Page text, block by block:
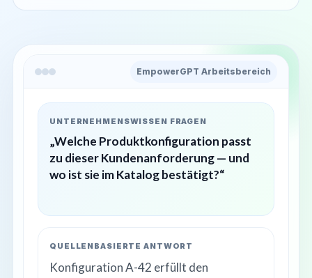
EmpowerGPT Arbeitsbereich
UNTERNEHMENSWISSEN FRAGEN
„Welche Produktkonfiguration passt
zu dieser Kundenanforderung — und
wo ist sie im Katalog bestätigt?“
QUELLENBASIERTE ANTWORT
Konfiguration A-42 erfüllt den